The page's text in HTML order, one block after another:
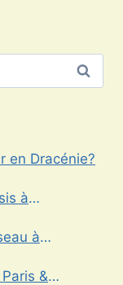
en Dracénie?
à
à
&